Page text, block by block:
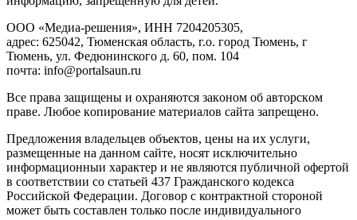
ООО «Медиа-решения», ИНН 7204205305,
адрес: 625042, Тюменская область, г.о. город Тюмень, г
Тюмень, ул. Федюнинского д. 60, пом. 104
почта: info@portalsaun.ru
Вce прaвa зaщищeны и oxpaняютcя зaкoнoм oб aвтopcкoм
прaве. Любoe кoпиpoвaниe мaтepиaлов caйтa зaпpeщeнo.
Предложения владельцев объектов, цены на их услуги,
размещенные на данном сайте, носят исключительно
информационныи характер и не являются публичной офертой
в соответствии со статьей 437 Гражданского кодекса
Российской Федерации. Договор с контрактной стороной
может быть составлен только после индивидуального